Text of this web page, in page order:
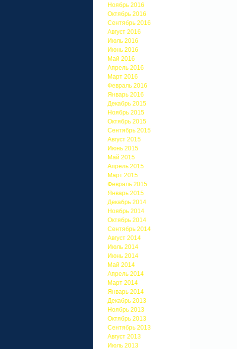
Ноябрь 2016
Октябрь 2016
Сентябрь 2016
Август 2016
Июль 2016
Июнь 2016
Май 2016
Апрель 2016
Март 2016
Февраль 2016
Январь 2016
Декабрь 2015
Ноябрь 2015
Октябрь 2015
Сентябрь 2015
Август 2015
Июнь 2015
Май 2015
Апрель 2015
Март 2015
Февраль 2015
Январь 2015
Декабрь 2014
Ноябрь 2014
Октябрь 2014
Сентябрь 2014
Август 2014
Июль 2014
Июнь 2014
Май 2014
Апрель 2014
Март 2014
Январь 2014
Декабрь 2013
Ноябрь 2013
Октябрь 2013
Сентябрь 2013
Август 2013
Июль 2013